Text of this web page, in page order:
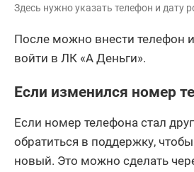
Здесь нужно указать телефон и дату
После можно внести телефон
войти в ЛК «А Деньги».
Если изменился номер
Если номер телефона стал
обратиться в поддержку,
новый. Это можно сделать